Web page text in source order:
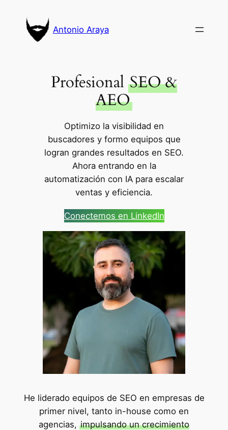
contenido
Antonio Araya
Profesional SEO &
AEO
Optimizo la visibilidad en
buscadores y formo equipos que
logran grandes resultados en SEO.
Ahora entrando en la
automatización con IA para escalar
ventas y eficiencia.
Conectemos en LinkedIn
He liderado equipos de SEO en empresas de
primer nivel, tanto in-house como en
agencias, impulsando un crecimiento